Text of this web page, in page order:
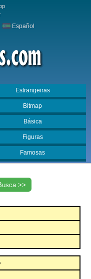
Español
Estrangeiras
Bitmap
Básica
Figuras
Famosas
>>